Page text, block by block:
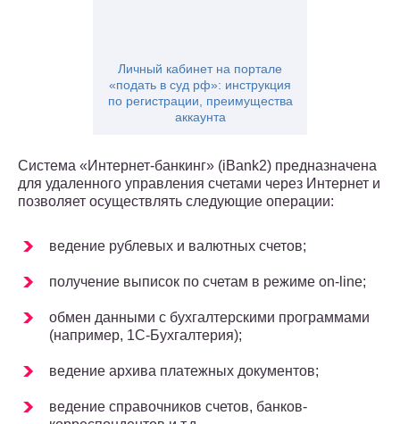
Личный кабинет на портале
«подать в суд рф»: инструкция
по регистрации, преимущества
аккаунта
Система «Интернет-банкинг» (iBank2) предназначена
для удаленного управления счетами через Интернет и
позволяет осуществлять следующие операции:
ведение рублевых и валютных счетов;
получение выписок по счетам в режиме on-line;
обмен данными с бухгалтерскими программами
(например, 1С-Бухгалтерия);
ведение архива платежных документов;
ведение справочников счетов, банков-